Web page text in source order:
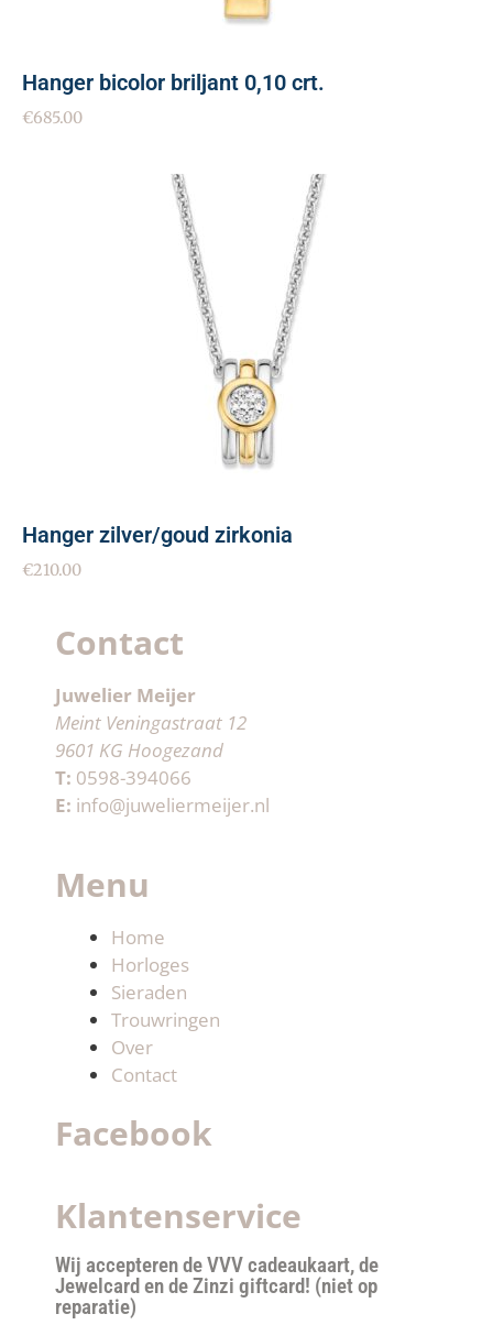
Hanger bicolor briljant 0,10 crt.
€685.00
Hanger zilver/goud zirkonia
€210.00
Contact
Juwelier Meijer
Meint Veningastraat 12
9601 KG Hoogezand
T: 0598-394066
E: info@juweliermeijer.nl
Menu
Home
Horloges
Sieraden
Trouwringen
Over
Contact
Facebook
Klantenservice
Wij accepteren de VVV cadeaukaart, de
Jewelcard en de Zinzi giftcard! (niet op
reparatie)